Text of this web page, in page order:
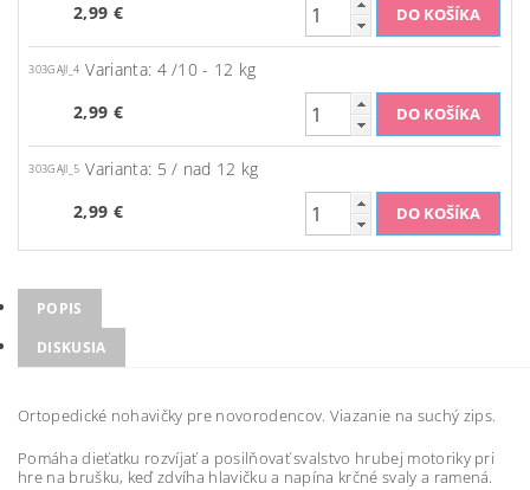
2,99 €
303GAJI_4 Varianta: 4 /10 - 12 kg
2,99 €
303GAJI_5 Varianta: 5 / nad 12 kg
2,99 €
POPIS
DISKUSIA
Ortopedické nohavičky pre novorodencov. Viazanie na suchý zips.
Pomáha dieťatku rozvíjať a posilňovať svalstvo hrubej motoriky pri
hre na brušku, keď zdvíha hlavičku a napína krčné svaly a ramená.